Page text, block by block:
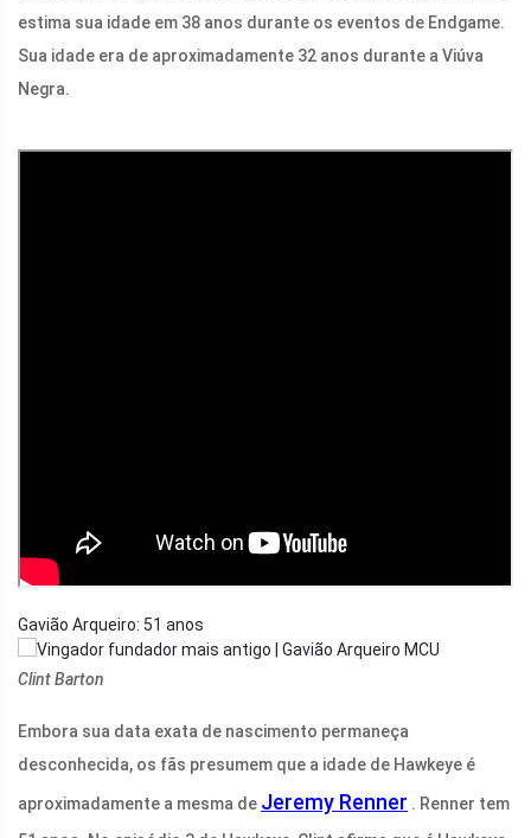
estima sua idade em 38 anos durante os eventos de Endgame.
Sua idade era de aproximadamente 32 anos durante a Viúva
Negra.
Gavião Arqueiro: 51 anos
Clint Barton
Embora sua data exata de nascimento permaneça
desconhecida, os fãs presumem que a idade de Hawkeye é
aproximadamente a mesma de Jeremy Renner . Renner tem